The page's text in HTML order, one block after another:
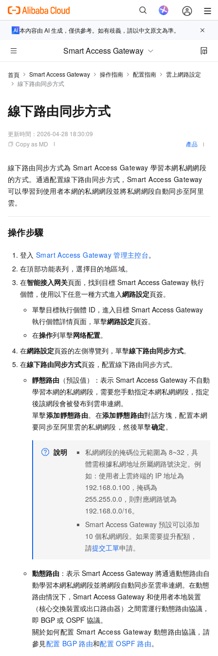
本內容由 AI 生成，僅供參考。如有歧義，請以中文原文為準。
Smart Access Gateway
首頁 Smart Access Gateway 操作指南 配置指南
雲上網路設定
線下路由同步方式
線下路由同步方式
更新時間： 2026-04-28 18:30:09
Copy as MD
產品
線下路由同步方式為 Smart Access Gateway 學習本網私網網段
的方式。通過配置線下路由同步方式，Smart Access Gateway
可以學習到使用者本網的私網網段並將私網網段自動同步至阿里
雲。
操作步驟
登入 Smart Access Gateway 管理主控台。
在頂部功能表列，選擇目的地區域。
在智能接入网关頁面，找到目標 Smart Access Gateway 執行
個體，使用以下任意一種方式進入網路設定頁簽。
單擊目標執行個體 ID，進入目標 Smart Access Gateway
執行個體詳情頁面，單擊網路設定頁簽。
在操作列單擊网络配置。
在網路設定頁簽的左側導覽列，單擊線下路由同步方式。
在線下路由同步方式頁簽，配置線下路由同步方式。
靜態路由 （預設值）：表示 Smart Access Gateway 不自動
學習本網的私網網段，需要您手動指定本網私網網段，指定
後該網段會被發布到雲串連網。
單擊添加靜態路由。在添加靜態路由對話方塊，配置本網
要同步至阿里雲的私網網段，然後單擊确定。
說明 私網網段的掩碼位元範圍為 8~32，具
體需根據私網地址所屬網路號決定。例
如：使用者上雲終端的 IP 地址為
192.168.0.100，掩碼為
255.255.0.0，則對應網路號為
192.168.0.0/16。
Smart Access Gateway 預設可以添加
10 個私網網段。如果需要提升配額，
請提交工單申請。
動態路由 ：表示 Smart Access Gateway 將通過動態路由自
動學習本網私網網段並將網段自動同步至雲串連網。在動態
路由情況下，Smart Access Gateway 和使用者本地裝置
（核心交換裝置或出口路由器）之間需運行動態路由協議，
即 BGP 或 OSPF 協議。
關於如何配置 Smart Access Gateway 動態路由協議，請
參見配置 BGP 路由和配置 OSPF 路由。